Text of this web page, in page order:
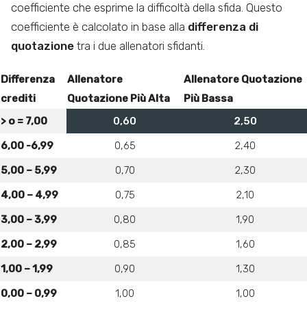
coefficiente che esprime la difficoltà della sfida. Questo
coefficiente è calcolato in base alla differenza di
quotazione tra i due allenatori sfidanti.
Differenza
crediti
Allenatore
Quotazione Più Alta
Allenatore Quotazione
Più Bassa
> o = 7,00
0,60
2,50
6,00 -6,99
0,65
2,40
5,00 – 5,99
0,70
2,30
4,00 – 4,99
0,75
2,10
3,00 – 3,99
0,80
1,90
2,00 – 2,99
0,85
1,60
1,00 – 1,99
0,90
1,30
0,00 – 0,99
1,00 1,00